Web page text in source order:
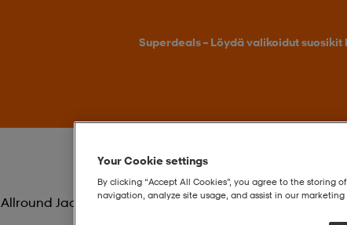
Superdeals – Löydä valikoidut
Allround Jacket 2, Sadetakki, Miesten
Your Cookie settings
By clicking “Accept All Cookies”, you agree to the storing
navigation, analyze site usage, and assist in our marketing